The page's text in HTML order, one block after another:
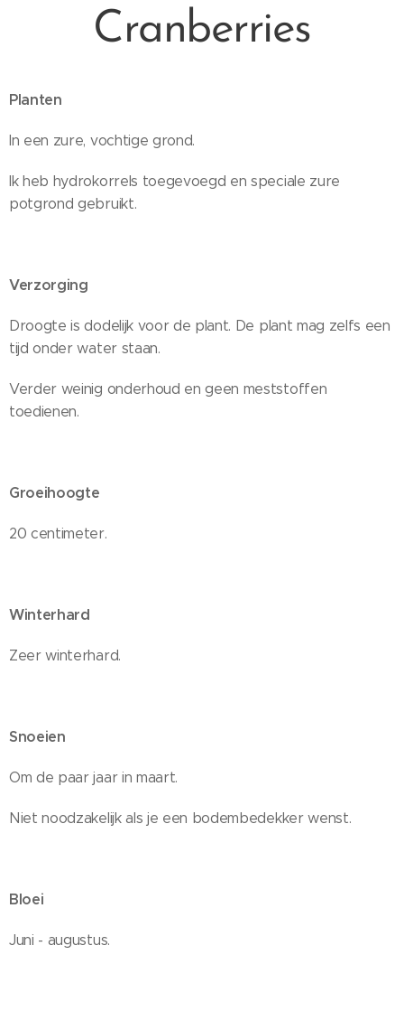
Cranberries
Planten
In een zure, vochtige grond.
Ik heb hydrokorrels toegevoegd en speciale zure
potgrond gebruikt.
Verzorging
Droogte is dodelijk voor de plant. De plant mag zelfs een
tijd onder water staan.
Verder weinig onderhoud en geen meststoffen
toedienen.
Groeihoogte
20 centimeter.
Winterhard
Zeer winterhard.
Snoeien
Om de paar jaar in maart.
Niet noodzakelijk als je een bodembedekker wenst.
Bloei
Juni - augustus.